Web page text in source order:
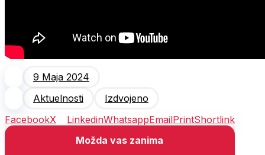
9 Maja 2024
Aktuelnosti
Izdvojeno
FacebookX LinkedinWhatsappEmailPrintShortlink
Možda vas zanima